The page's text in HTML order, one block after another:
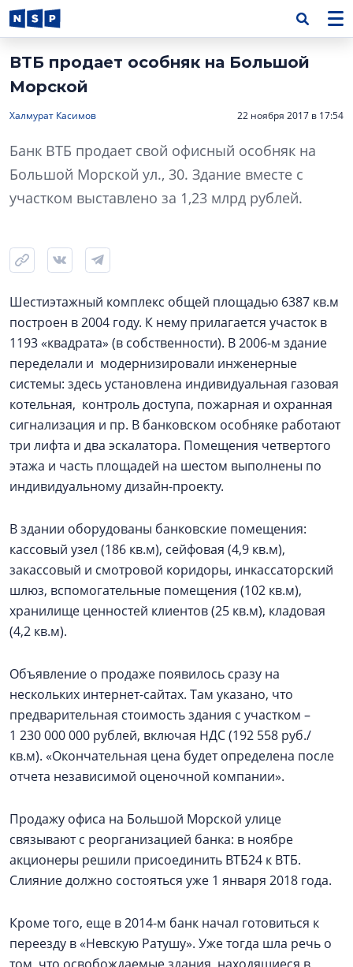
ВТБ продает особняк на Большой
Морской
Халмурат Касимов 22 ноября 2017 в 17:54
Банк ВТБ продает свой офисный особняк на
Большой Морской ул., 30. Здание вместе с
участком выставлено за 1,23 млрд рублей.
Шестиэтажный комплекс общей площадью 6387 кв.м
построен в 2004 году. К нему прилагается участок в
1193 «квадрата» (в собственности). В 2006-м здание
переделали и модернизировали инженерные
системы: здесь установлена индивидуальная газовая
котельная, контроль доступа, пожарная и охранная
сигнализация и пр. В банковском особняке работают
три лифта и два эскалатора. Помещения четвертого
этажа и часть площадей на шестом выполнены по
индивидуальному дизайн-проекту.
В здании оборудованы банковские помещения:
кассовый узел (186 кв.м), сейфовая (4,9 кв.м),
закассовый и смотровой коридоры, инкассаторский
шлюз, вспомогательные помещения (102 кв.м),
хранилище ценностей клиентов (25 кв.м), кладовая
(4,2 кв.м).
Объявление о продаже появилось сразу на
нескольких интернет-сайтах. Там указано, что
предварительная стоимость здания с участком –
1 230 000 000 рублей, включая НДС (192 558 руб./
кв.м). «Окончательная цена будет определена после
отчета независимой оценочной компании».
Продажу офиса на Большой Морской улице
связывают с реорганизацией банка: в ноябре
акционеры решили присоединить ВТБ24 к ВТБ.
Слияние должно состояться уже 1 января 2018 года.
Кроме того, еще в 2014-м банк начал готовиться к
переезду в «Невскую Ратушу». Уже тогда шла речь о